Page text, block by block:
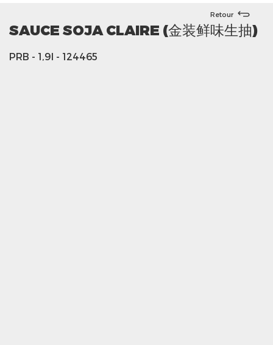
Retour
SAUCE SOJA CLAIRE (金装鲜味生抽)
PRB - 1,9l - 124465